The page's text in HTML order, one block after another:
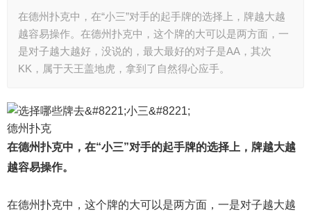
在德州扑克中，在“小三”对手的起手牌的选择上，牌越大越
越容易操作。在德州扑克中，这个牌的大可以是两方面，一
是对子越大越好，没说的，最大最好的对子是AA，其次
KK，属于天王盖地虎，拿到了自然得心应手。
德州扑克
在德州扑克中，在“小三”对手的起手牌的选择上，牌越大越
越容易操作。
在德州扑克中，这个牌的大可以是两方面，一是对子越大越